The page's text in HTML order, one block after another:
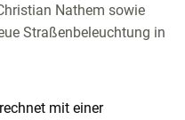
Nathem sowie
Straßenbeleuchtung in
mit einer